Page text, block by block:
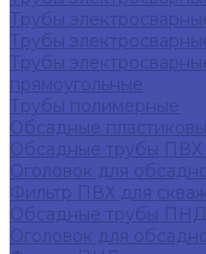
Трубы
Трубы
Трубы
прямоугольные
Трубы полимерные
Обсадные
Обсадные трубы ПВХ
Оголовок для
Фильтр ПВХ для
Обсадные трубы ПНД
Оголовок для